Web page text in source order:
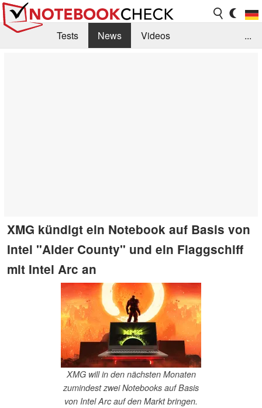
Tests News
Videos
...
XMG kündigt ein Notebook auf Basis von
Intel "Alder County" und ein Flaggschiff
mit Intel Arc an
XMG will in den nächsten Monaten
zumindest zwei Notebooks auf Basis
von Intel Arc auf den Markt bringen.